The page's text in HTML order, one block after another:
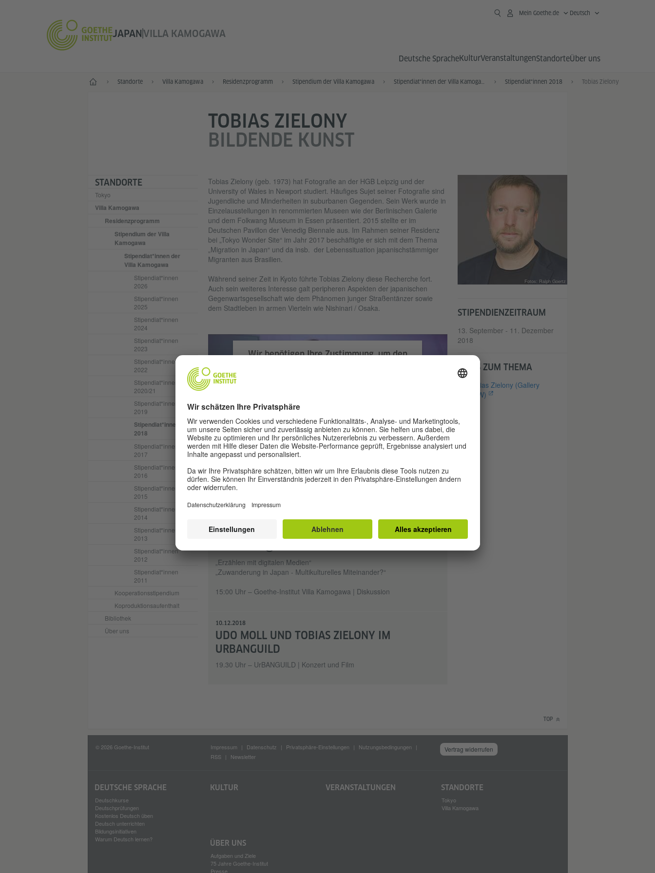
JAPANVILLA KAMOGAWA
Mein Goethe.de Deutsch
Deutsche SpracheKulturVeranstaltungenStandorteÜber uns
Start Standorte Villa Kamogawa Residenzprogramm Stipendium der Villa Kamogawa Stipendiat*innen der Villa Kamogawa Stipendiat*innen 2018 Tobias Zielony
STANDORTE
Tokyo
Villa Kamogawa
Residenzprogramm
Stipendium der Villa
Kamogawa
Stipendiat*innen der
Villa Kamogawa
Stipendiat*innen
2026
Stipendiat*innen
2025
Stipendiat*innen
2024
Stipendiat*innen
2023
Stipendiat*innen
2022
Stipendiat*innen
2020/21
Stipendiat*innen
2019
Stipendiat*innen
2018
Stipendiat*innen
2017
Stipendiat*innen
2016
Stipendiat*innen
2015
Stipendiat*innen
2014
Stipendiat*innen
2013
Stipendiat*innen
2012
Stipendiat*innen
2011
Kooperationsstipendium
Koproduktionsaufenthalt
Bibliothek
Über uns
TOBIAS ZIELONY
BILDENDE KUNST
Tobias Zielony (geb. 1973) hat Fotografie an der HGB Leipzig und der
University of Wales in Newport studiert. Häufiges Sujet seiner Fotografie sind
Jugendliche und Minderheiten in suburbanen Gegenden. Sein Werk wurde in
Einzelausstellungen in renommierten Museen wie der Berlinischen Galerie
und dem Folkwang Museum in Essen präsentiert. 2015 stellte er im
Deutschen Pavillon der Venedig Biennale aus. Im Rahmen seiner Residenz
bei „Tokyo Wonder Site“ im Jahr 2017 beschäftigte er sich mit dem Thema
„Migration in Japan“ und da insb. der Lebenssituation japanischstämmiger
Migranten aus Brasilien.
Während seiner Zeit in Kyoto führte Tobias Zielony diese Recherche fort.
Auch sein weiteres Interesse galt peripheren Aspekten der japanischen
Gegenwartsgesellschaft wie dem Phänomen junger Straßentänzer sowie
dem Stadtleben in armen Vierteln wie Nishinari / Osaka.
Wir benötigen Ihre Zustimmung, um den
und stimmen Sie der Nutzung des Service zu, um dieses
Video anzusehen.
Mehr Informationen Akzeptieren
KALENDER
20.10.2018
„Erzählen mit digitalen Medien“
„Zuwanderung in Japan - Multikulturelles Miteinander?“
15:00 Uhr – Goethe-Institut Villa Kamogawa | Diskussion
10.12.2018
UDO MOLL UND TOBIAS ZIELONY IM
URBANGUILD
19.30 Uhr – UrBANGUILD | Konzert und Film
Fotos: Ralph Goertz
STIPENDIENZEITRAUM
13. September - 11. Dezember
2018
LINKS ZUM THEMA
Tobias Zielony (Gallery
KOW)
TOP
© 2026 Goethe-Institut Impressum Datenschutz Privatsphäre-Einstellungen
Nutzungsbedingungen
RSS
Newsletter
Vertrag widerrufen
DEUTSCHE SPRACHE
Deutschkurse
Deutschprüfungen
Kostenlos Deutsch üben
Deutsch unterrichten
Bildungsinitiativen
Warum Deutsch lernen?
KULTUR VERANSTALTUNGEN STANDORTE
Tokyo
Villa Kamogawa
ÜBER UNS
Aufgaben und Ziele
75 Jahre Goethe-Institut
Presse